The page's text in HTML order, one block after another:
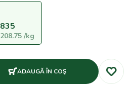
835
208.75/kg
ADAUGĂ ÎN COŞ